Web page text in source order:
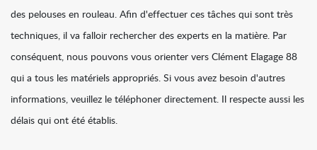
des pelouses en rouleau. Afin d'effectuer ces tâches qui sont très
techniques, il va falloir rechercher des experts en la matière. Par
conséquent, nous pouvons vous orienter vers Clément Elagage 88
qui a tous les matériels appropriés. Si vous avez besoin d'autres
informations, veuillez le téléphoner directement. Il respecte aussi les
délais qui ont été établis.